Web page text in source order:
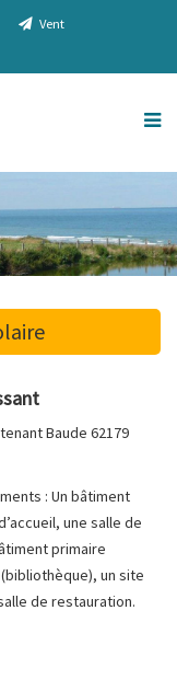
Vent
Baude 62179
: Un bâtiment
une salle de
primaire
un site
de restauration.